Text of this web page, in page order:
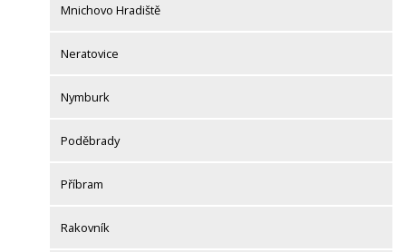
Mnichovo Hradiště
Neratovice
Nymburk
Poděbrady
Příbram
Rakovník